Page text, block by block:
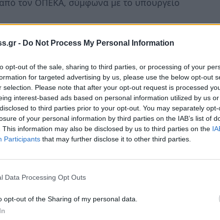
- Do Not Process My Personal Information
opt-out of the sale, sharing to third parties, or processing of your
for targeted advertising by us, please use the below opt-out
selection. Please note that after your opt-out request is processed
interest-based ads based on personal information utilized by us
to third parties prior to your opt-out. You may separately
of your personal information by third parties on the IAB’s list of
This information may also be disclosed by us to third parties on the
Participants that may further disclose it to other third parties.
Data Processing Opt Outs
opt-out of the Sharing of my personal data.
και Οικογένειας αναφέρει:
δόση επιπλέον, ενδεικτικά μία
παιδιού 140 ευρώ, θα λάβει 350
ανέλθει στα 200 ευρώ.
εισόδημα θα λάβουν μισό της μηνιαίας
του 8% που ξεκίνησε από τον
υπερήλικα θα λάβουν έκτακτη